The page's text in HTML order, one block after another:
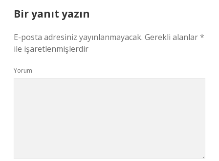
Bir yanıt yazın
E-posta adresiniz yayınlanmayacak. Gerekli alanlar*
ile işaretlenmişlerdir
Yorum